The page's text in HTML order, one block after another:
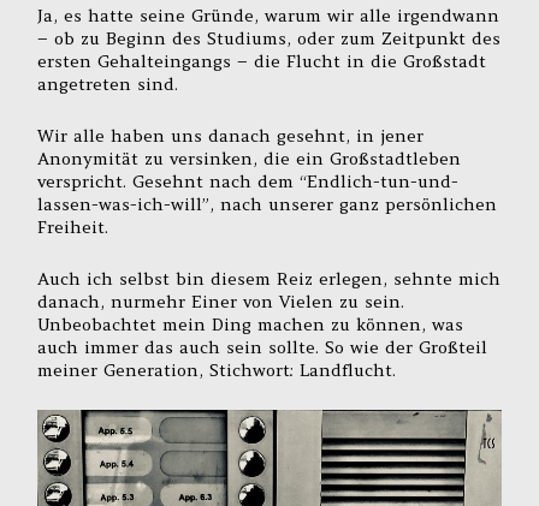
Ja, es hatte seine Gründe, warum wir alle irgendwann
– ob zu Beginn des Studiums, oder zum Zeitpunkt des
ersten Gehalteingangs – die Flucht in die Großstadt
angetreten sind.
Wir alle haben uns danach gesehnt, in jener
Anonymität zu versinken, die ein Großstadtleben
verspricht. Gesehnt nach dem “Endlich-tun-und-
lassen-was-ich-will”, nach unserer ganz persönlichen
Freiheit.
Auch ich selbst bin diesem Reiz erlegen, sehnte mich
danach, nurmehr Einer von Vielen zu sein.
Unbeobachtet mein Ding machen zu können, was
auch immer das auch sein sollte. So wie der Großteil
meiner Generation, Stichwort: Landflucht.